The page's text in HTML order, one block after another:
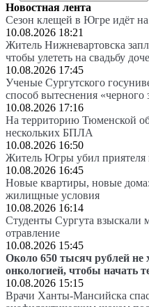
Новостная лента
Сезон клещей в Югре идёт
10.08.2026 18:21
Житель Нижневартовска
чтобы улететь на свадьбу
10.08.2026 17:45
Ученые Сургутского
способ вытеснения «черного
10.08.2026 17:16
На территорию Тюменской
нескольких БПЛА
10.08.2026 16:50
Житель Югры убил приятеля
10.08.2026 16:45
Новые квартиры, новые
жилищные условия
10.08.2026 16:14
Студенты Сургута взыскали
отравление
10.08.2026 15:45
Около 650 тысяч рублей не
онкологией, чтобы начать
10.08.2026 15:15
Врачи Ханты-Мансийска